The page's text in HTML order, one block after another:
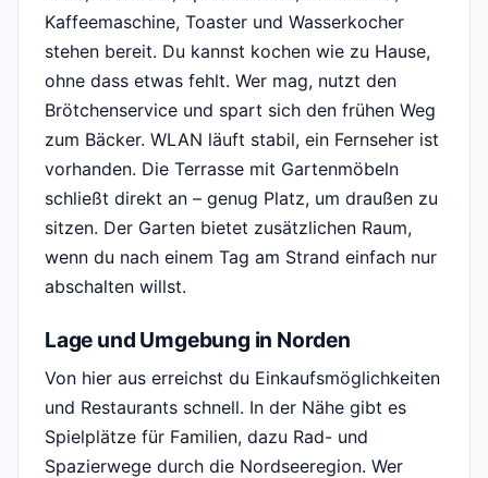
Kaffeemaschine, Toaster und Wasserkocher
stehen bereit. Du kannst kochen wie zu Hause,
ohne dass etwas fehlt. Wer mag, nutzt den
Brötchenservice und spart sich den frühen Weg
zum Bäcker. WLAN läuft stabil, ein Fernseher ist
vorhanden. Die Terrasse mit Gartenmöbeln
schließt direkt an – genug Platz, um draußen zu
sitzen. Der Garten bietet zusätzlichen Raum,
wenn du nach einem Tag am Strand einfach nur
abschalten willst.
Lage und Umgebung in Norden
Von hier aus erreichst du Einkaufsmöglichkeiten
und Restaurants schnell. In der Nähe gibt es
Spielplätze für Familien, dazu Rad- und
Spazierwege durch die Nordseeregion. Wer